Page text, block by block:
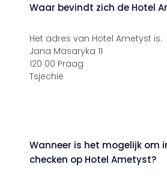
Waar bevindt zich de Hotel
Het adres van Hotel Ametyst is:
Jana Masaryka 11
120 00 Praag
Tsjechië
Wanneer is het mogelijk om
checken op Hotel Ametyst?